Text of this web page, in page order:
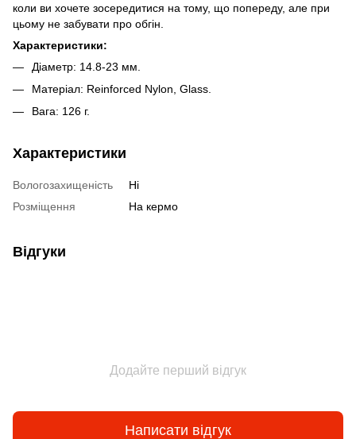
коли ви хочете зосередитися на тому, що попереду, але при
цьому не забувати про обгін.
Характеристики:
Діаметр: 14.8-23 мм.
Матеріал: Reinforced Nylon, Glass.
Вага: 126 г.
Характеристики
Вологозахищеність
Ні
Розміщення
На кермо
Відгуки
Додайте перший відгук
Написати відгук